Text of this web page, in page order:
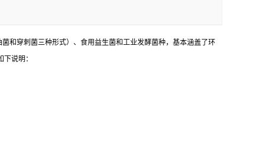
和穿刺菌三种形式）、食用益生菌和工业发酵菌种，基本涵盖了环
说明：